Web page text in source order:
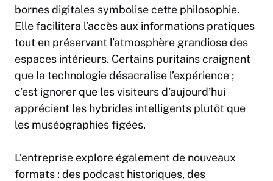
bornes digitales symbolise cette philosophie.
Elle facilitera l’accès aux informations pratiques
tout en préservant l’atmosphère grandiose des
espaces intérieurs. Certains puritains craignent
que la technologie désacralise l’expérience ;
c’est ignorer que les visiteurs d’aujourd’hui
apprécient les hybrides intelligents plutôt que
les muséographies figées.
L’entreprise explore également de nouveaux
formats : des podcast historiques, des